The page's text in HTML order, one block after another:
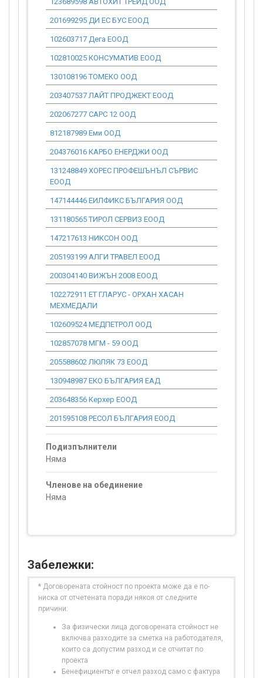
201699295 ДИ ЕС БУС ЕООД
102603717 Дега ЕООД
102810025 КОНСУМАТИВ ЕООД
130108196 ТОМЕКО ООД
203407537 ЛАЙТ ПРОДЖЕКТ ЕООД
202067277 САРС 12 ООД
812187989 Еми ООД
204376016 КАРБО ЕНЕРДЖИ ООД
131248849 ХОРЕС ПРОФЕШЪНЪЛ СЪРВИС
ЕООД
147144446 ЕИЛФИКС БЪЛГАРИЯ ООД
131180565 ТИРОЛ СЕРВИЗ ЕООД
147217613 НИКСОН ООД
205193199 АЛГИ ТРАВЕЛ ЕООД
200304140 ВИЖЪН 2008 ЕООД
102272911 ЕТ ГЛАРУС - ОРХАН ХАСАН
МЕХМЕДАЛИ
102609524 МЕДПЕТРОЛ ООД
102857078 МГМ - 59 ООД
205588602 ЛЮЛЯК 73 ЕООД
130948987 ЕКО БЪЛГАРИЯ ЕАД
203648356 Керхер ЕООД
201595108 РЕСОЛ БЪЛГАРИЯ ЕООД
Подизпълнители
Няма
Членове на обединение
Няма
Забележки:
* Договорената стойност по проекта може да е по-
ниска от отчетената поради някоя от следните
причини:
За физически лица договорената стойност не
включва разходите за сметка на работодателя,
които са допустим разход и се отчитат по
проекта
Бенефициентът е отчел разход само с фактура